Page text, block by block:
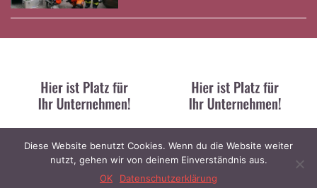
Kontakt |Impressum|Datenschutz
© 2023 Lippe News / designed and developed byStratoflights
Diese Website benutzt Cookies. Wenn du die Website weiter
nutzt, gehen wir von deinem Einverständnis aus.
OK
Datenschutzerklärung